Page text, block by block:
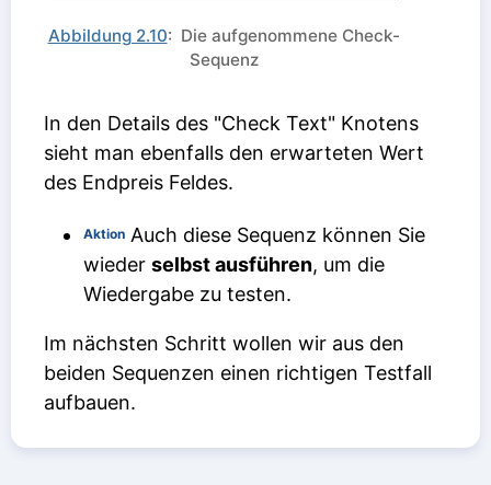
Abbildung 2.10: Die aufgenommene Check-
Sequenz
In den Details des "Check Text" Knotens
sieht man ebenfalls den erwarteten Wert
des Endpreis Feldes.
Aktion Auch diese Sequenz können Sie
wieder selbst ausführen, um die
Wiedergabe zu testen.
Im nächsten Schritt wollen wir aus den
beiden Sequenzen einen richtigen Testfall
aufbauen.